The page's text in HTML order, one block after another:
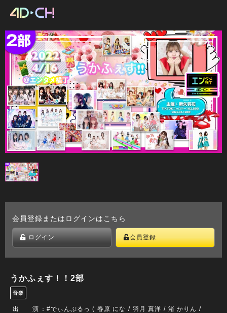
会員登録またはログインはこちら
ログイン 会員登録
うかふぇす！！2部
音楽
出 演 ：#でぃんぷるっ ( 春原 にな 羽月 真洋
渚 かりん